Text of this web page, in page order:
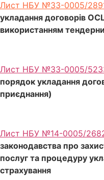
Лист НБУ №33-0005/
укладання договорів
використанням
Лист НБУ №33-0005/
порядок укладання
приєднання)
Лист НБУ №14-0005/2682
законодавства про
послуг та процедуру
страхування